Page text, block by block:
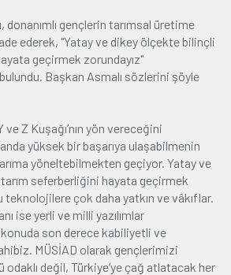
donanımlı gençlerin tarımsal üretime
ederek, "Yatay ve dikey ölçekte bilinçli
geçirmek zorundayız"
Başkan Asmalı sözlerini şöyle
ve Z Kuşağı’nın yön vereceğini
yüksek bir başarıya ulaşabilmenin
yöneltebilmekten geçiyor. Yatay ve
seferberliğini hayata geçirmek
teknolojilere çok daha yatkın ve vâkıflar.
ise yerli ve milli yazılımlar
son derece kabiliyetli ve
MÜSİAD olarak gençlerimizi
odaklı değil, Türkiye’ye çağ atlatacak her